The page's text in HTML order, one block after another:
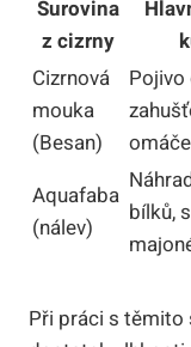
Surovina
z cizrny
Cizrnová
mouka
(Besan)
Aquafaba
(nálev)
bílků,
Při práci s těmito